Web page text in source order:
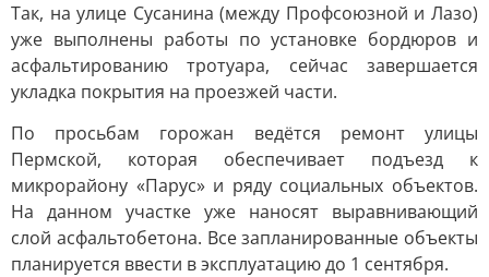
Так, на улице Сусанина (между Профсоюзной и Лазо)
уже выполнены работы по установке бордюров и
асфальтированию тротуара, сейчас завершается
укладка покрытия на проезжей части.
По просьбам горожан ведётся ремонт улицы
Пермской, которая обеспечивает подъезд к
микрорайону «Парус» и ряду социальных объектов.
На данном участке уже наносят выравнивающий
слой асфальтобетона. Все запланированные объекты
планируется ввести в эксплуатацию до 1 сентября.